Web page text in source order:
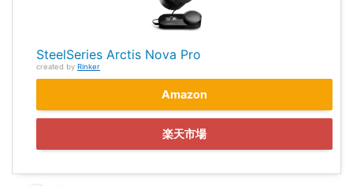
SteelSeries Arctis Nova Pro
created by Rinker
Amazon
楽天市場